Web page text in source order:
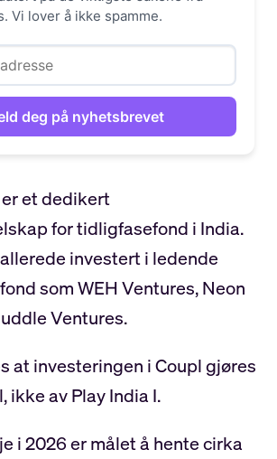
Vi lover å ikke spamme.
er et dedikert
for tidligfasefond i India.
investert i ledende
som WEH Ventures, Neon
Ventures.
at investeringen i Coupl gjøres
ikke av Play India I.
i 2026 er målet å hente cirka